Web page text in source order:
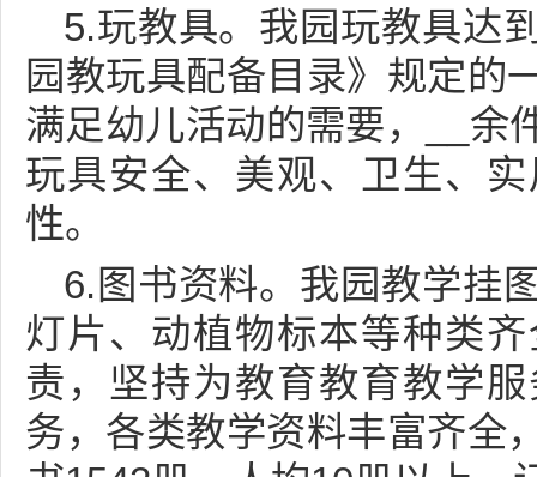
5.玩教具。我园玩教具达
园教玩具配备目录》规定的
满足幼儿活动的需要，__余
玩具安全、美观、卫生、
性。
6.图书资料。我园教学挂
灯片、动植物标本等种类
责，坚持为教育教育教学
务，各类教学资料丰富齐全